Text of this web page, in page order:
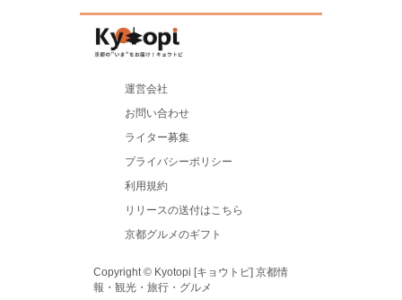
運営会社
お問い合わせ
ライター募集
プライバシーポリシー
利用規約
リリースの送付はこちら
京都グルメのギフト
Copyright © Kyotopi [キョウトピ] 京都情
報・観光・旅行・グルメ